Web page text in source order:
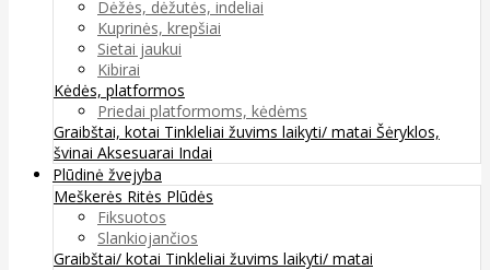
Dėžės, dėžutės, indeliai
Kuprinės, krepšiai
Sietai jaukui
Kibirai
Kėdės, platformos
Priedai platformoms, kėdėms
Graibštai, kotai Tinkleliai žuvims laikyti/ matai Šėryklos,
švinai Aksesuarai Indai
Plūdinė žvejyba
Meškerės Ritės Plūdės
Fiksuotos
Slankiojančios
Graibštai/ kotai Tinkleliai žuvims laikyti/ matai